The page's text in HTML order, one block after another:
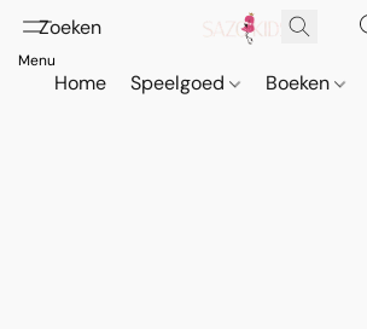
Home Speelgoed Boeken